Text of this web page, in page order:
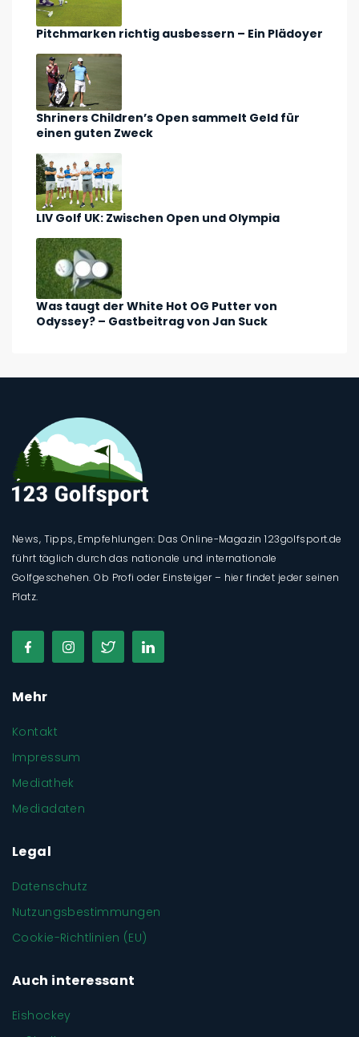
Pitchmarken richtig ausbessern – Ein Plädoyer
Shriners Children’s Open sammelt Geld für
einen guten Zweck
LIV Golf UK: Zwischen Open und Olympia
Was taugt der White Hot OG Putter von
Odyssey? – Gastbeitrag von Jan Suck
News, Tipps, Empfehlungen: Das Online-Magazin 123golfsport.de
führt täglich durch das nationale und internationale
Golfgeschehen. Ob Profi oder Einsteiger – hier findet jeder seinen
Platz.
Mehr
Kontakt
Impressum
Mediathek
Mediadaten
Legal
Datenschutz
Nutzungsbestimmungen
Cookie-Richtlinien (EU)
Auch interessant
Eishockey